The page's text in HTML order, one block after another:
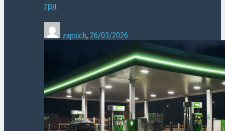
грн
zapsich, 26/03/2026